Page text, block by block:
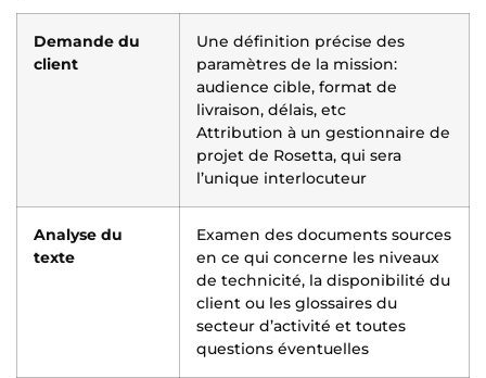
Demande du
client
Une définition précise des
paramètres de la mission:
audience cible, format de
livraison, délais, etc
Attribution à un gestionnaire de
projet de Rosetta, qui sera
l’unique interlocuteur
Analyse du
texte
Examen des documents sources
en ce qui concerne les niveaux
de technicité, la disponibilité du
client ou les glossaires du
secteur d’activité et toutes
questions éventuelles